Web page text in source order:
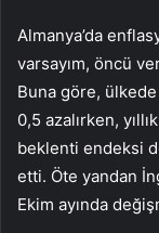
Almanya’da
varsayım, öncü
Buna göre, ülkede
0,5 azalırken,
beklenti endeksi
etti. Öte yandan
Ekim ayında